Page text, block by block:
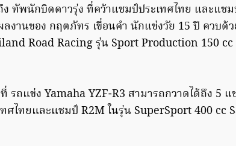
ง ทัพนักบิดดาวรุ่ง ที่คว้าแชมป์ประเทศไทย และแช
ลงานของ กฤตภัทร เขื่อนคำ นักแข่งวัย 15 ปี ควบด้
Road Racing รุ่น Sport Production 150 cc
รถแข่ง Yamaha YZF-R3 สามารถกวาดได้ถึง 5
ศไทยและแชมป์ R2M ในรุ่น SuperSport 400 cc